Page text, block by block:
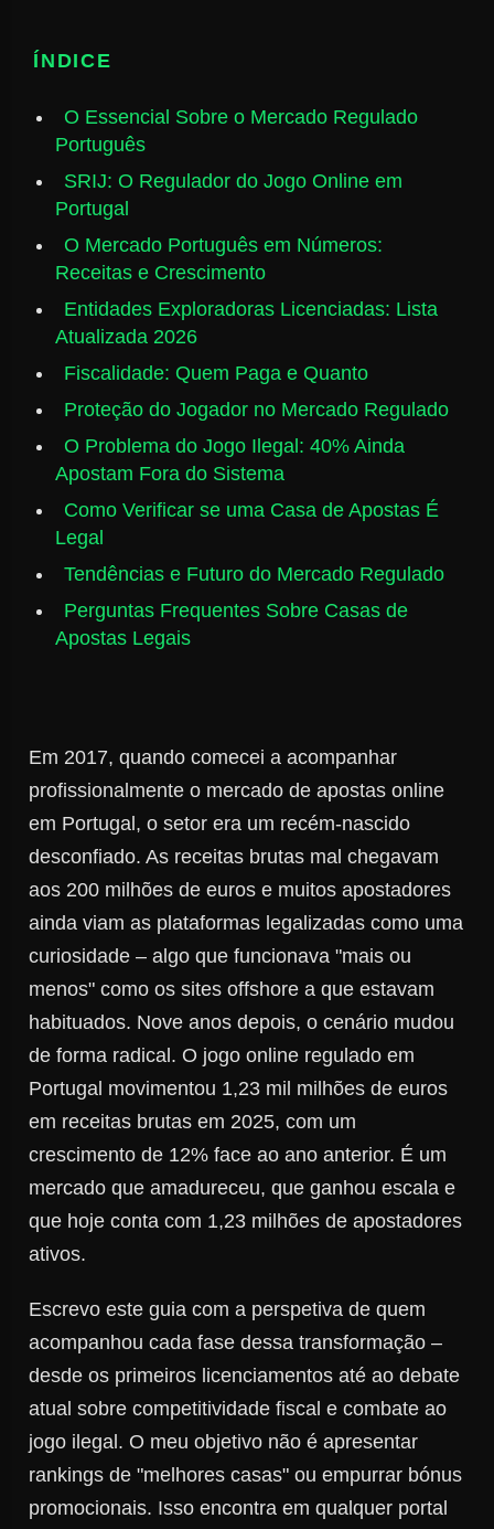
ÍNDICE
O Essencial Sobre o Mercado Regulado
Português
SRIJ: O Regulador do Jogo Online em
Portugal
O Mercado Português em Números:
Receitas e Crescimento
Entidades Exploradoras Licenciadas: Lista
Atualizada 2026
Fiscalidade: Quem Paga e Quanto
Proteção do Jogador no Mercado Regulado
O Problema do Jogo Ilegal: 40% Ainda
Apostam Fora do Sistema
Como Verificar se uma Casa de Apostas É
Legal
Tendências e Futuro do Mercado Regulado
Perguntas Frequentes Sobre Casas de
Apostas Legais
Em 2017, quando comecei a acompanhar
profissionalmente o mercado de apostas online
em Portugal, o setor era um recém-nascido
desconfiado. As receitas brutas mal chegavam
aos 200 milhões de euros e muitos apostadores
ainda viam as plataformas legalizadas como uma
curiosidade – algo que funcionava "mais ou
menos" como os sites offshore a que estavam
habituados. Nove anos depois, o cenário mudou
de forma radical. O jogo online regulado em
Portugal movimentou 1,23 mil milhões de euros
em receitas brutas em 2025, com um
crescimento de 12% face ao ano anterior. É um
mercado que amadureceu, que ganhou escala e
que hoje conta com 1,23 milhões de apostadores
ativos.
Escrevo este guia com a perspetiva de quem
acompanhou cada fase dessa transformação –
desde os primeiros licenciamentos até ao debate
atual sobre competitividade fiscal e combate ao
jogo ilegal. O meu objetivo não é apresentar
rankings de "melhores casas" ou empurrar bónus
promocionais. Isso encontra em qualquer portal